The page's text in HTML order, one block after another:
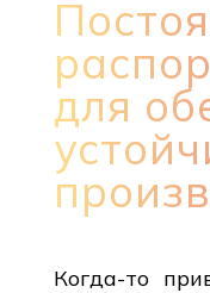
для
Когда-то